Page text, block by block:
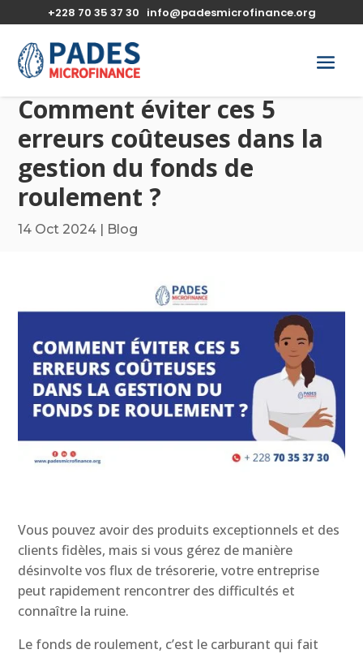
+228 70 35 37 30 info@padesmicrofinance.org
Comment éviter ces 5
erreurs coûteuses dans la
gestion du fonds de
roulement ?
14 Oct 2024 | Blog
Vous pouvez avoir des produits exceptionnels et des
clients fidèles, mais si vous gérez de manière
désinvolte vos flux de trésorerie, votre entreprise
peut rapidement rencontrer des difficultés et
connaître la ruine.
Le fonds de roulement, c’est le carburant qui fait